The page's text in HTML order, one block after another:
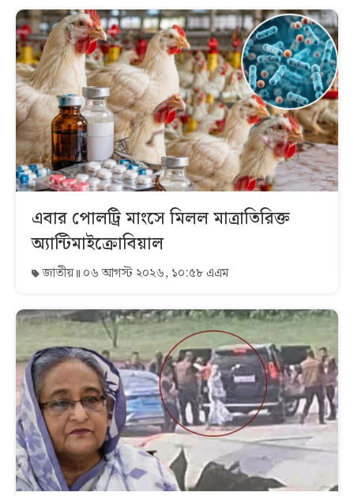
এবার পোলট্রি মাংসে মিলল মাত্রাতিরিক্ত
অ্যান্টিমাইক্রোবিয়াল
জাতীয় ০৬ আগস্ট ২০২৬, ১০:৫৮ এএম